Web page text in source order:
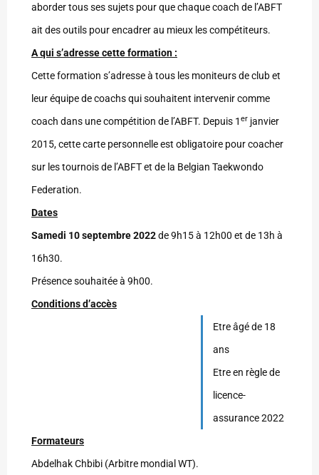
aborder tous ses sujets pour que chaque coach de l’ABFT
ait des outils pour encadrer au mieux les compétiteurs.
A qui s’adresse cette formation :
Cette formation s’adresse à tous les moniteurs de club et
leur équipe de coachs qui souhaitent intervenir comme
coach dans une compétition de l’ABFT. Depuis 1 er janvier
2015, cette carte personnelle est obligatoire pour coacher
sur les tournois de l’ABFT et de la Belgian Taekwondo
Federation.
Dates
Samedi 10 septembre 2022de 9h15 à 12h00 et de 13h à
16h30.
Présence souhaitée à 9h00.
Conditions d’accès
Etre âgé de 18
ans
Etre en règle de
licence-
assurance 2022
Formateurs
Abdelhak Chbibi (Arbitre mondial WT).